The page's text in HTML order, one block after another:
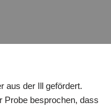
aus der Ill gefördert.
Probe besprochen, dass